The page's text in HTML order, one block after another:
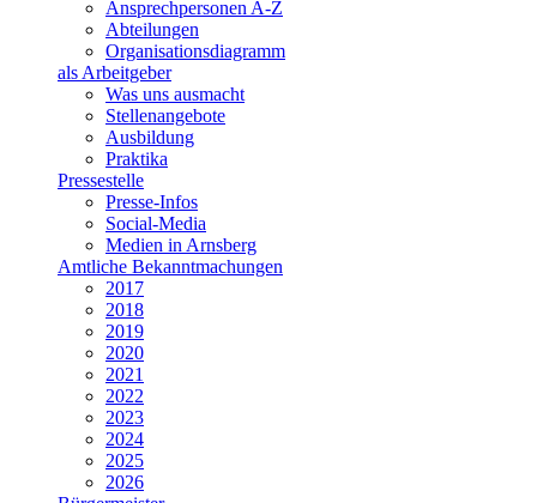
Ansprechpersonen A-Z
Abteilungen
Organisationsdiagramm
als Arbeitgeber
Was uns ausmacht
Stellenangebote
Ausbildung
Praktika
Pressestelle
Presse-Infos
Social-Media
Medien in Arnsberg
Amtliche Bekanntmachungen
2017
2018
2019
2020
2021
2022
2023
2024
2025
2026